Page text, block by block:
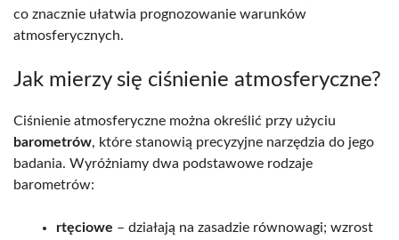
co znacznie ułatwia prognozowanie warunków
atmosferycznych.
Jak mierzy się ciśnienie atmosferyczne?
Ciśnienie atmosferyczne można określić przy użyciu
barometrów, które stanowią precyzyjne narzędzia do jego
badania. Wyróżniamy dwa podstawowe rodzaje
barometrów:
rtęciowe – działają na zasadzie równowagi; wzrost